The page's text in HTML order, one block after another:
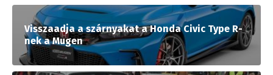
Visszaadja a szárnyakat a Honda Civic Type R-
nek a Mugen